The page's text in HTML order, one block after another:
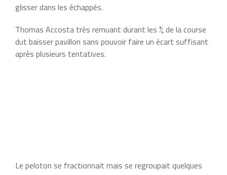
glisser dans les échappés.
Thomas Accosta très remuant durant les ¾ de la course
dut baisser pavillon sans pouvoir faire un écart suffisant
après plusieurs tentatives.
Le peloton se fractionnait mais se regroupait quelques